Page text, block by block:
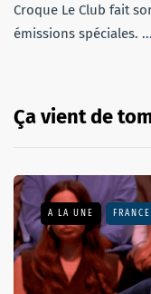
Croque Le Club fait
émissions spéciales. ...
Ça vient de
A LA UNE FRANCE